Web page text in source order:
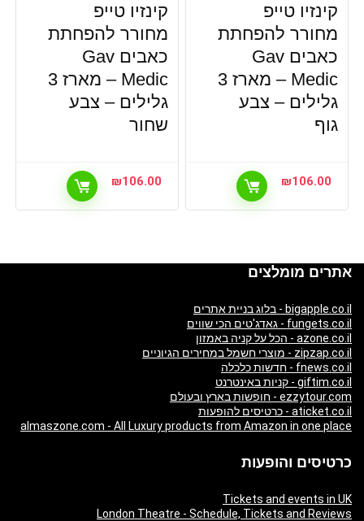
קינזיו טייפ
מחורר להפחתת
כאבים Gav
Medic – מארז 3
גלילים – צבע
גוף
₪106.00
קינזיו טייפ
מחורר להפחתת
כאבים Gav
Medic – מארז 3
גלילים – צבע
שחור
₪106.00
אתרים מומלצים
bigapple.co.il - בלוג בניית אתרים
fungets.co.il - גאדג'טים הכי שווים
azone.co.il - הכל על קניה באמזון
zipzap.co.il - מוצרי חשמל במחירים הגיוניים
fnews.co.il - חדשות כלכלה
giftim.co.il - קניות באינטרנט
ezzytour.com - חופשות בארץ ובעולם
aticket.co.il - כרטיסים להופעות
almaszone.com - All Luxury products from Amazon in one place
כרטיסים והופעות
Tickets and events in UK
London Theatre - Schedule, Tickets and Reviews